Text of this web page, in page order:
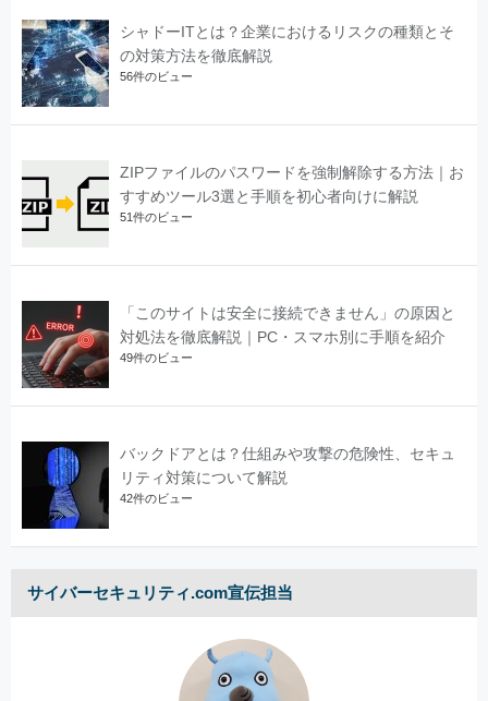
シャドーITとは？企業におけるリスクの種類とそ
の対策方法を徹底解説
56件のビュー
ZIPファイルのパスワードを強制解除する方法｜お
すすめツール3選と手順を初心者向けに解説
51件のビュー
「このサイトは安全に接続できません」の原因と
対処法を徹底解説｜PC・スマホ別に手順を紹介
49件のビュー
バックドアとは？仕組みや攻撃の危険性、セキュ
リティ対策について解説
42件のビュー
サイバーセキュリティ.com宣伝担当